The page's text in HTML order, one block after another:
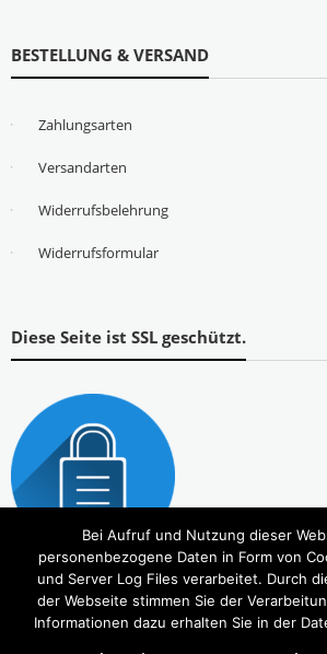
BESTELLUNG & VERSAND
Zahlungsarten
Versandarten
Widerrufsbelehrung
Widerrufsformular
Diese Seite ist SSL geschützt.
Bei Aufruf und Nutzung dieser
personenbezogene Daten in Form von
und Server Log Files verarbeitet. Durch
der Webseite stimmen Sie der
Informationen dazu erhalten Sie in der